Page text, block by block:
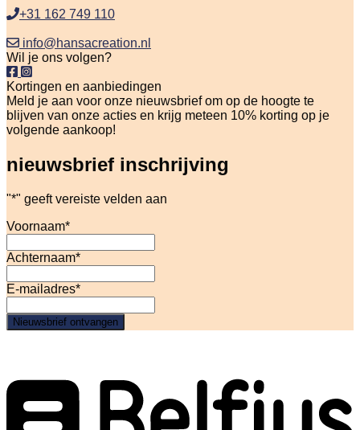
+31 162 749 110
info@hansacreation.nl
Wil je ons volgen?
Kortingen en aanbiedingen
Meld je aan voor onze nieuwsbrief om op de hoogte te
blijven van onze acties en krijg meteen 10% korting op je
volgende aankoop!
nieuwsbrief inschrijving
"*" geeft vereiste velden aan
Voornaam*
Achternaam*
E-mailadres*
Nieuwsbrief ontvangen